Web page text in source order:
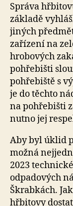
Správa
základě
jiných
zařízení na
hrobových
pohřebišti
pohřebiště s
je do těchto
na pohřebišti
nutno jej
Aby byl úklid
možná
2023
odpadových
Škrabkách.
hřbitovy